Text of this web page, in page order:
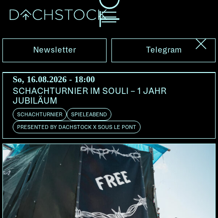
Sa, 04.03.2006
GEOFF BERNER
LINDSAY FERGUSON CA
Newsletter Telegram
So, 16.08.2026 - 18:00
SCHACHTURNIER IM SOULI – 1 JAHR
JUBILÄUM
SCHACHTURNIER SPIELEABEND
PRESENTED BY DACHSTOCK X SOUS LE PONT